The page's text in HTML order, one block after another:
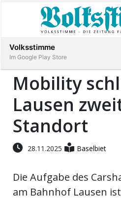
Veranstaltungen
Stellen
E-
Paper
Mobility
Lausen
Standort
28.11.2025 Baselbiet
Die Aufgabe des
am Bahnhof Lausen
Volksstimme
Im Google Play Store